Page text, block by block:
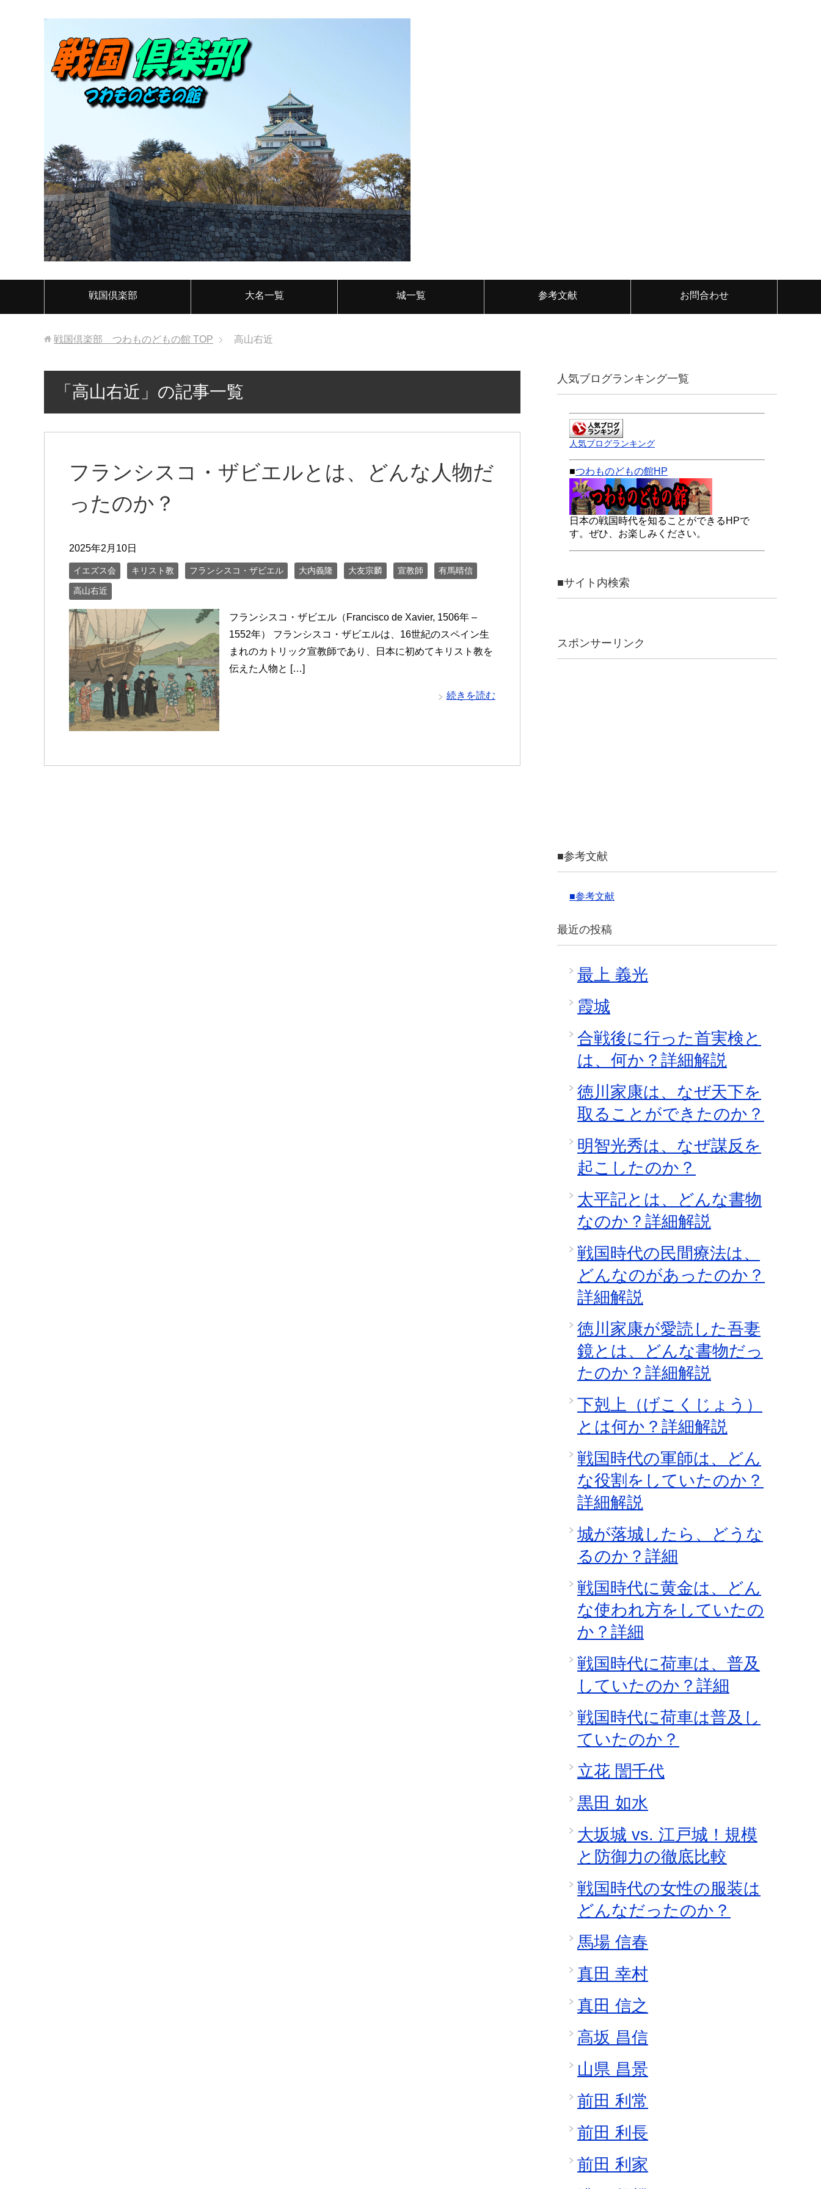
戦国倶楽部 大名一覧 城一覧 参考文献 お問合わせ
戦国倶楽部 つわものどもの館 TOP 高山右近
「高山右近」の記事一覧
フランシスコ・ザビエルとは、どんな人物だ
ったのか？
2025年2月10日
イエズス会 キリスト教 フランシスコ・ザビエル 大内義隆 大友宗麟 宣教師 有馬晴信
高山右近
フランシスコ・ザビエル（Francisco de Xavier, 1506年 –
1552年） フランシスコ・ザビエルは、16世紀のスペイン生
まれのカトリック宣教師であり、日本に初めてキリスト教を
伝えた人物と […]
続きを読む
人気ブログランキング一覧
人気ブログランキング
■つわものどもの館HP
日本の戦国時代を知ることができるHPで
す。ぜひ、お楽しみください。
■サイト内検索
スポンサーリンク
■参考文献
■参考文献
最近の投稿
最上 義光
霞城
合戦後に行った首実検と
は、何か？詳細解説
徳川家康は、なぜ天下を
取ることができたのか？
明智光秀は、なぜ謀反を
起こしたのか？
太平記とは、どんな書物
なのか？詳細解説
戦国時代の民間療法は、
どんなのがあったのか？
詳細解説
徳川家康が愛読した吾妻
鏡とは、どんな書物だっ
たのか？詳細解説
下剋上（げこくじょう）
とは何か？詳細解説
戦国時代の軍師は、どん
な役割をしていたのか？
詳細解説
城が落城したら、どうな
るのか？詳細
戦国時代に黄金は、どん
な使われ方をしていたの
か？詳細
戦国時代に荷車は、普及
していたのか？詳細
戦国時代に荷車は普及し
ていたのか？
立花 誾千代
黒田 如水
大坂城 vs. 江戸城！規模
と防御力の徹底比較
戦国時代の女性の服装は
どんなだったのか？
馬場 信春
真田 幸村
真田 信之
高坂 昌信
山県 昌景
前田 利常
前田 利長
前田 利家